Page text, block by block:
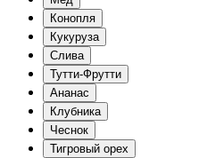
Конопля
Кукуруза
Слива
Тутти-Фрутти
Ананас
Клубника
Чеснок
Тигровый орех